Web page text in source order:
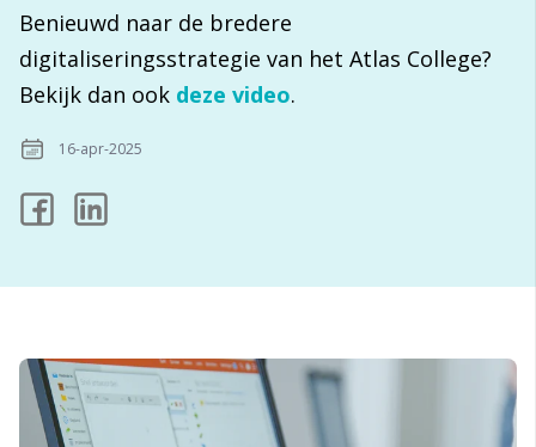
Benieuwd naar de bredere
digitaliseringsstrategie van het Atlas College?
Bekijk dan ook deze video.
16-apr-2025